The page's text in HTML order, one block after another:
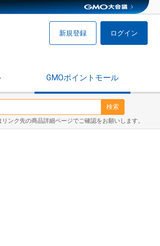
新規登録 ログイン
GMOポイントモール
検索
ンク先の商品詳細ページでご確認をお願いします。